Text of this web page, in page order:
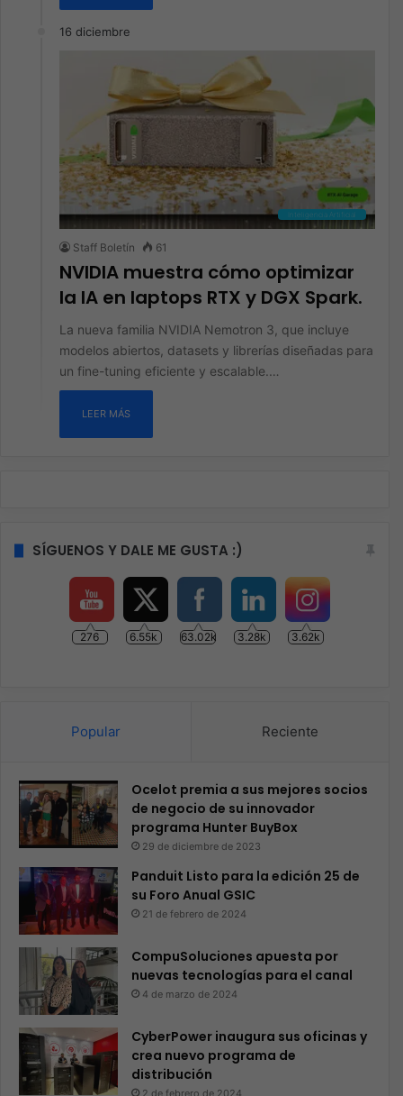
16 diciembre
Inteligencia Artificial
Staff Boletín 61
NVIDIA muestra cómo optimizar
la IA en laptops RTX y DGX Spark.
La nueva familia NVIDIA Nemotron 3, que incluye
modelos abiertos, datasets y librerías diseñadas para
un fine-tuning eficiente y escalable.…
LEER MÁS
SÍGUENOS Y DALE ME GUSTA :)
276 6.55k 63.02k 3.28k 3.62k
Popular Reciente
Ocelot premia a sus mejores socios
de negocio de su innovador
programa Hunter BuyBox
29 de diciembre de 2023
Panduit Listo para la edición 25 de
su Foro Anual GSIC
21 de febrero de 2024
CompuSoluciones apuesta por
nuevas tecnologías para el canal
4 de marzo de 2024
CyberPower inaugura sus oficinas y
crea nuevo programa de
distribución
2 de febrero de 2024